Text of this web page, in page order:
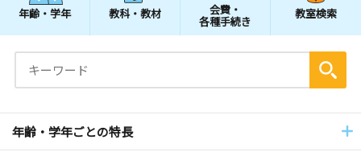
年齢・学年 教科・教材 会費・
各種手続き
教室検索
年齢・学年ごとの特長